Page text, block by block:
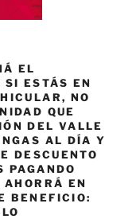
EL
ESTÁS EN
NO
QUE
DEL VALLE
AL DÍA Y
DESCUENTO
PAGANDO
EN
BENEFICIO: